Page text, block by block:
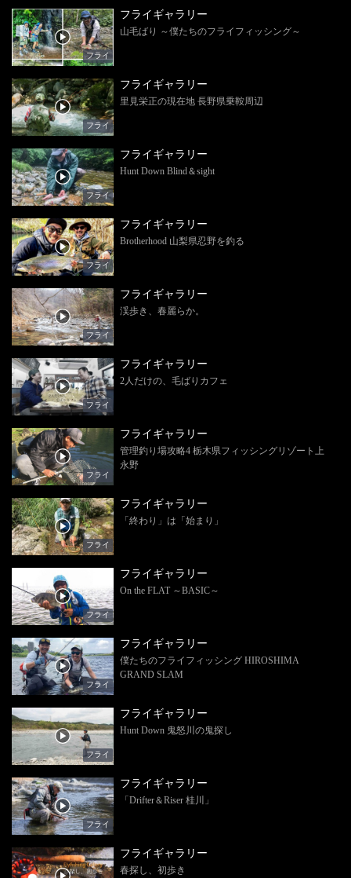
フライ
フライギャラリー
山毛ばり ～僕たちのフライフィッシング～
フライ
フライギャラリー
里見栄正の現在地 長野県乗鞍周辺
フライ
フライギャラリー
Hunt Down Blind＆sight
フライ
フライギャラリー
Brotherhood 山梨県忍野を釣る
フライ
フライギャラリー
渓歩き、春麗らか。
フライ
フライギャラリー
2人だけの、毛ばりカフェ
フライ
フライギャラリー
管理釣り場攻略4 栃木県フィッシングリゾート上
永野
フライ
フライギャラリー
「終わり」は「始まり」
フライ
フライギャラリー
On the FLAT ～BASIC～
フライ
フライギャラリー
僕たちのフライフィッシング HIROSHIMA
GRAND SLAM
フライ
フライギャラリー
Hunt Down 鬼怒川の鬼探し
フライ
フライギャラリー
「Drifter＆Riser 桂川」
フライギャラリー
春探し、初歩き